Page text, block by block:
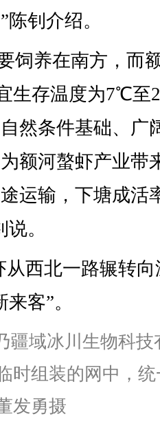
钊介绍。
饲养在南方，而
生存温度为7℃
然条件基础、广
额河螯虾产业带
运输，下塘成活
。
从西北一路辗转
客”。
疆域冰川生物科
时组装的网中，
发勇摄